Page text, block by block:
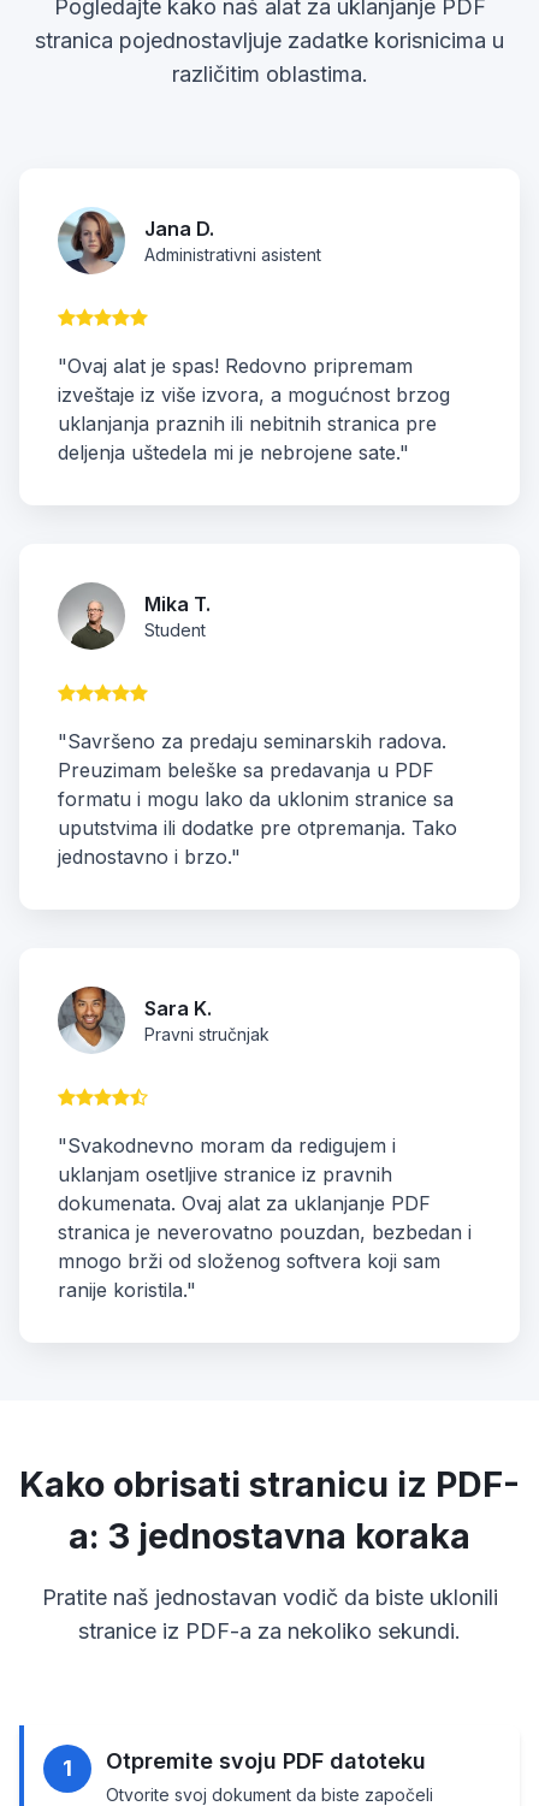
Pogledajte kako naš alat za uklanjanje PDF
stranica pojednostavljuje zadatke korisnicima u
različitim oblastima.
Jana D.
Administrativni asistent
"Ovaj alat je spas! Redovno pripremam
izveštaje iz više izvora, a mogućnost brzog
uklanjanja praznih ili nebitnih stranica pre
deljenja uštedela mi je nebrojene sate."
Mika T.
Student
"Savršeno za predaju seminarskih radova.
Preuzimam beleške sa predavanja u PDF
formatu i mogu lako da uklonim stranice sa
uputstvima ili dodatke pre otpremanja. Tako
jednostavno i brzo."
Sara K.
Pravni stručnjak
"Svakodnevno moram da redigujem i
uklanjam osetljive stranice iz pravnih
dokumenata. Ovaj alat za uklanjanje PDF
stranica je neverovatno pouzdan, bezbedan i
mnogo brži od složenog softvera koji sam
ranije koristila."
Kako obrisati stranicu iz PDF-
a: 3 jednostavna koraka
Pratite naš jednostavan vodič da biste uklonili
stranice iz PDF-a za nekoliko sekundi.
1 Otpremite svoju PDF datoteku
Otvorite svoj dokument da biste započeli